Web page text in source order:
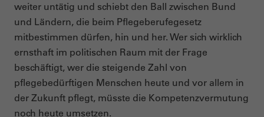
weiter untätig und schiebt den Ball zwischen Bund
und Ländern, die beim Pflegeberufegesetz
mitbestimmen dürfen, hin und her. Wer sich wirklich
ernsthaft im politischen Raum mit der Frage
beschäftigt, wer die steigende Zahl von
pflegebedürftigen Menschen heute und vor allem in
der Zukunft pflegt, müsste die Kompetenzvermutung
noch heute umsetzen.